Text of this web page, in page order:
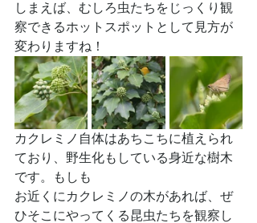
しまえば、むしろ虫たちをじっくり観
察できるホットスポットとして見方が
変わりますね！
カクレミノ自体はあちこちに植えられ
ており、野生化もしている身近な樹木
です。もしも
お近くにカクレミノの木があれば、ぜ
ひそこにやってくる昆虫たちを観察し